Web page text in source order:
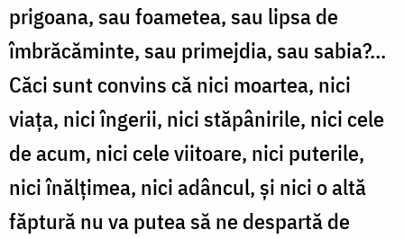
prigoana, sau foametea, sau lipsa de
îmbrăcăminte, sau primejdia, sau sabia?...
Căci sunt convins că nici moartea, nici
viața, nici îngerii, nici stăpânirile, nici cele
de acum, nici cele viitoare, nici puterile,
nici înălțimea, nici adâncul, și nici o altă
făptură nu va putea să ne despartă de